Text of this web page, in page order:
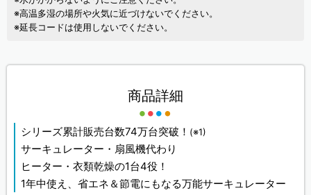
※高温多湿の場所や火気に近づけないでください。
※延長コードは使用しないでください。
商品詳細
シリーズ累計販売台数74万台突破！ (※1)
サーキュレーター・扇風機代わり
ヒーター・衣類乾燥の1台4役！
1年中使え、省エネ＆節電にもなる万能サーキュレーター